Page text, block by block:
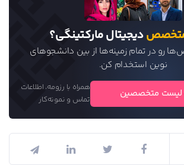
دیجیتال مارکتینگی؟
رو در تمام زمینه‌ها از بین دانشجو‌های
نوین استخدام کن.
لیست متخصصین
همراه با رزومه، اطلاعات
تماس و نمونه‌کار